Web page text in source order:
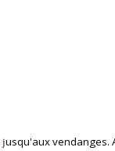
jusqu'aux vendanges.